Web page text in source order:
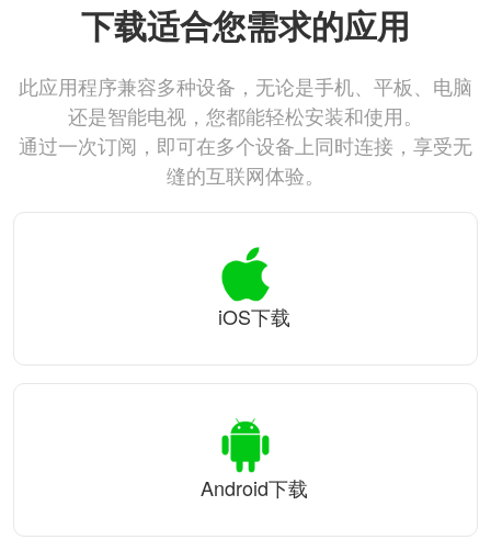
下载适合您需求的应用
此应用程序兼容多种设备，无论是手机、平板、电脑
还是智能电视，您都能轻松安装和使用。
通过一次订阅，即可在多个设备上同时连接，享受无
缝的互联网体验。
iOS下载
Android下载